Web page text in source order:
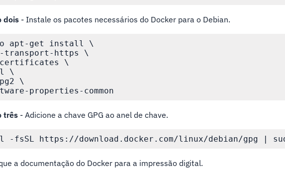
dois - Instale os pacotes necessários do Docker para o Debian.
apt-get install \
transport-https \
certificates \
\
\
três - Adicione a chave GPG ao anel de chave.
a documentação do Docker para a impressão digital.